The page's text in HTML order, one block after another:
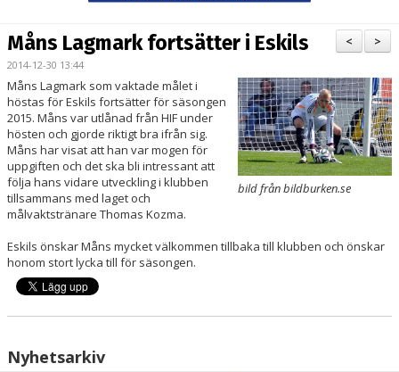
BILDGALLERI
KONTAKT
MATCHER
ETTAN SÖDRA
>
<
Måns Lagmark fortsätter i Eskils
2014-12-30 13:44
bild från bildburken.se
Måns Lagmark som vaktade målet i
höstas för Eskils fortsätter för säsongen
2015. Måns var utlånad från HIF under
hösten och gjorde riktigt bra ifrån sig.
Måns har visat att han var mogen för
uppgiften och det ska bli intressant att
följa hans vidare utveckling i klubben
tillsammans med laget och
målvaktstränare Thomas Kozma.
Eskils önskar Måns mycket välkommen tillbaka till klubben och önskar
honom stort lycka till för säsongen.
Nyhetsarkiv